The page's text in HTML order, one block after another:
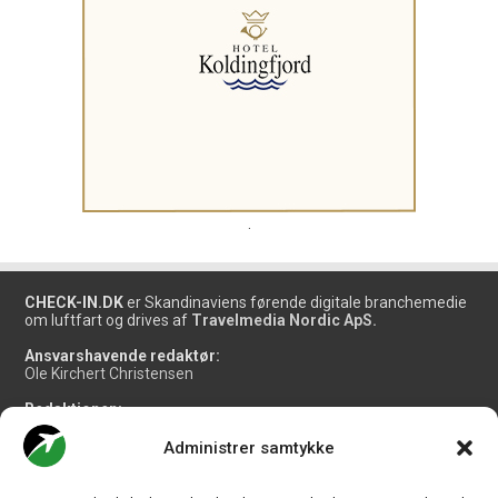
Administrer samtykke
CHECK-IN.DK er Skandinaviens førende digitale branchemedie
om luftfart og drives af Travelmedia Nordic ApS.
Ansvarshavende redaktør:
Ole Kirchert Christensen
Redaktionen:
Christian Granhøj Skouboe
Henrik Baumgarten
Danny Longhi Andreasen